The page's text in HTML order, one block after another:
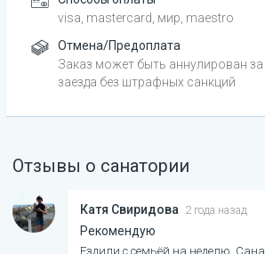
visa, mastercard, мир, maestro
Отмена/Предоплата
Заказ может быть аннулирован за
заезда без штрафных санкций
Отзывы о санатории
Катя Свиридова 2 года назад
Рекомендую
Ездили с семьёй на неделю.